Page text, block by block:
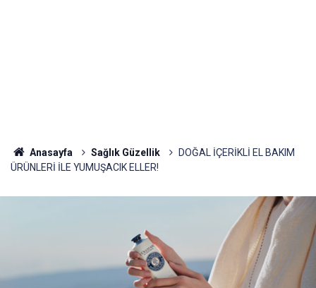
Anasayfa Sağlık Güzellik
DOĞAL İÇERİKLİ EL BAKIM
ÜRÜNLERİ İLE YUMUŞACIK ELLER!